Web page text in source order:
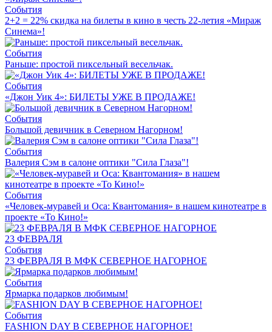
События
2+2 = 22% скидка на билеты в кино в честь 22-летия «Мираж
Синема»!
События
Раньше: простой пиксельный весельчак.
События
«Джон Уик 4»: БИЛЕТЫ УЖЕ В ПРОДАЖЕ!
События
Большой девичник в Северном Нагорном!
События
Валерия Сэм в салоне оптики "Сила Глаза"!
События
«Человек-муравей и Оса: Квантомания» в нашем кинотеатре в
проекте «То Кино!»
23 ФЕВРАЛЯ
События
23 ФЕВРАЛЯ В МФК СЕВЕРНОЕ НАГОРНОЕ
События
Ярмарка подарков любимым!
События
FASHION DAY В СЕВЕРНОЕ НАГОРНОЕ!